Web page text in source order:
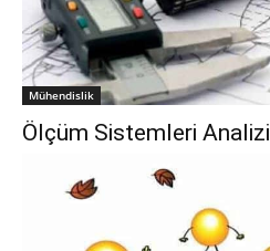
Mühendislik
Ölçüm Sistemleri Analizi